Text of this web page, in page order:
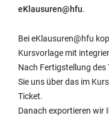
eKlausuren@hfu.
Bei eKlausuren@hfu
Kursvorlage mit
Nach Fertigstellung des
Sie uns über das im
Ticket.
Danach exportieren wir